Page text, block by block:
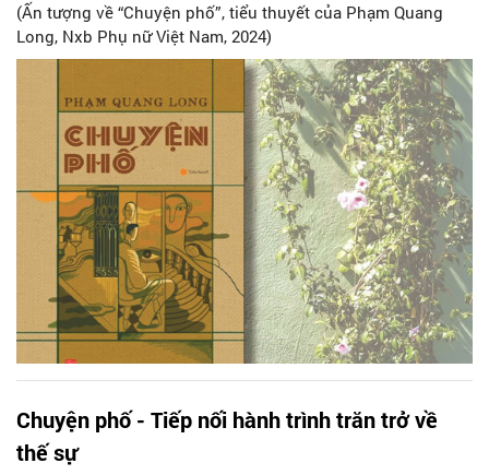
(Ấn tượng về “Chuyện phố”, tiểu thuyết của Phạm Quang
Long, Nxb Phụ nữ Việt Nam, 2024)
Chuyện phố - Tiếp nối hành trình trăn trở về
thế sự